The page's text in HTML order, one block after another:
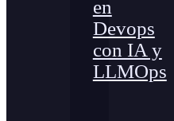
en
Devops
con IA y
LLMOps